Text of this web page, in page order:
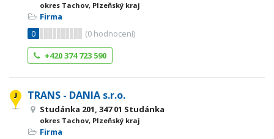
okres Tachov, Plzeňský kraj
Firma
0
(0 hodnocení)
+420 374 723 590
TRANS - DANIA s.r.o.
Studánka 201, 347 01 Studánka
okres Tachov, Plzeňský kraj
Firma